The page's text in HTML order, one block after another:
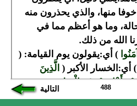
التالية 488